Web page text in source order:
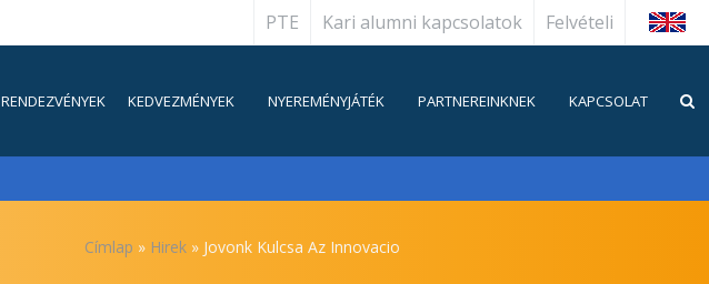
PTE Kari alumni kapcsolatok Felvételi English
RENDEZVÉNYEK KEDVEZMÉNYEK NYEREMÉNYJÁTÉK PARTNEREINKNEK KAPCSOLAT
Morzsa
Címlap Hirek Jovonk Kulcsa Az Innovacio